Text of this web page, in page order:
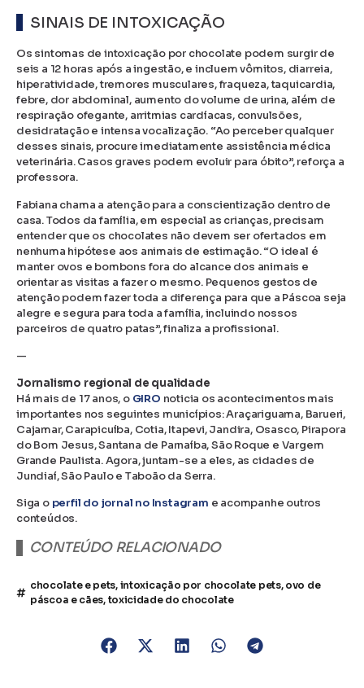
SINAIS DE INTOXICAÇÃO
Os sintomas de intoxicação por chocolate podem surgir de
seis a 12 horas após a ingestão, e incluem vômitos, diarreia,
hiperatividade, tremores musculares, fraqueza, taquicardia,
febre, dor abdominal, aumento do volume de urina, além de
respiração ofegante, arritmias cardíacas, convulsões,
desidratação e intensa vocalização. “Ao perceber qualquer
desses sinais, procure imediatamente assistência médica
veterinária. Casos graves podem evoluir para óbito”, reforça a
professora.
Fabiana chama a atenção para a conscientização dentro de
casa. Todos da família, em especial as crianças, precisam
entender que os chocolates não devem ser ofertados em
nenhuma hipótese aos animais de estimação. “O ideal é
manter ovos e bombons fora do alcance dos animais e
orientar as visitas a fazer o mesmo. Pequenos gestos de
atenção podem fazer toda a diferença para que a Páscoa seja
alegre e segura para toda a família, incluindo nossos
parceiros de quatro patas”, finaliza a profissional.
—
Jornalismo regional de qualidade
Há mais de 17 anos, o GIRO noticia os acontecimentos mais
importantes nos seguintes municípios: Araçariguama, Barueri,
Cajamar, Carapicuíba, Cotia, Itapevi, Jandira, Osasco, Pirapora
do Bom Jesus, Santana de Parnaíba, São Roque e Vargem
Grande Paulista. Agora, juntam-se a eles, as cidades de
Jundiaí, São Paulo e Taboão da Serra.
Siga o perfil do jornal no Instagram e acompanhe outros
conteúdos.
CONTEÚDO RELACIONADO
chocolate e pets, intoxicação por chocolate pets, ovo de
páscoa e cães, toxicidade do chocolate